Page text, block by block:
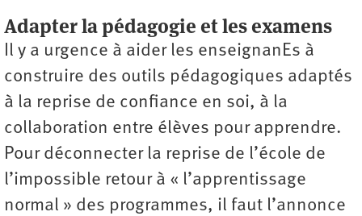
Adapter la pédagogie et les examens
Il y a urgence à aider les enseignanEs à
construire des outils pédagogiques adaptés
à la reprise de confiance en soi, à la
collaboration entre élèves pour apprendre.
Pour déconnecter la reprise de l’école de
l’impossible retour à « l’apprentissage
normal » des programmes, il faut l’annonce